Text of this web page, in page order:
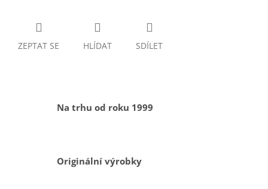
ZEPTAT SE HLÍDAT SDÍLET
Na trhu od roku 1999
Originální výrobky